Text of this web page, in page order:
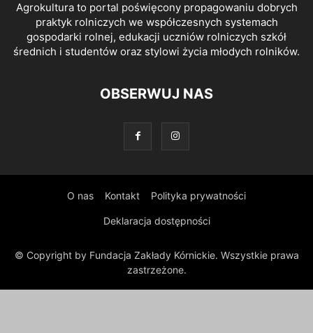
Agrokultura to portal poświęcony propagowaniu dobrych
praktyk rolniczych we współczesnych systemach
gospodarki rolnej, edukacji uczniów rolniczych szkół
średnich i studentów oraz stylowi życia młodych rolników.
OBSERWUJ NAS
O nas Kontakt Polityka prywatności
Deklaracja dostępności
© Copyright by Fundacja Zakłady Kórnickie. Wszystkie prawa
zastrzeżone.